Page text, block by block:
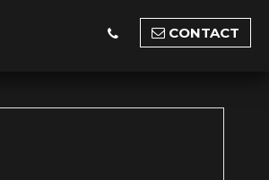
CONTACT